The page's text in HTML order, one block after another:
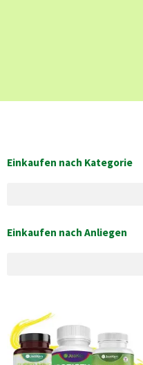
Einkaufen nach Kategorie
Einkaufen nach Anliegen
£53.00.